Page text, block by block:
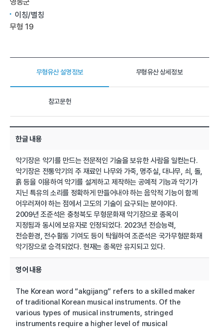
이칭/별칭
무형 19
무형유산 설명정보 무형유산 상세정보
참고문헌
한글 내용
악기장은 악기를 만드는 전문적인 기술을 보유한 사람을 일컫는다.
악기장은 전통악기의 주 재료인 나무와 가죽, 명주실, 대나무, 쇠, 돌,
흙 등을 이용하여 악기를 설계하고 제작하는 공예적 기능과 악기가
지닌 특유의 소리를 정확하게 만들어내야 하는 음악적 기능이 함께
어우러져야 하는 점에서 고도의 기술이 요구되는 분야이다.
2009년 조준석은 충청북도 무형문화재 악기장으로 종목이
지정됨과 동시에 보유자로 인정되었다. 2023년 전승능력,
전승환경, 전수활동 기여도 등이 탁월하여 조준석은 국가무형문화재
악기장으로 승격되었다. 현재는 종목만 유지되고 있다.
영어 내용
The Korean word “akgijang” refers to a skilled maker
of traditional Korean musical instruments. Of the
various types of musical instruments, stringed
instruments require a higher level of musical